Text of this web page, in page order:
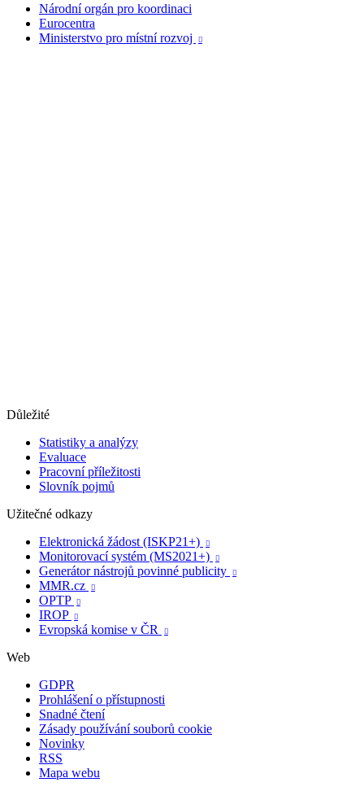
Národní orgán pro koordinaci
Eurocentra
Ministerstvo pro místní rozvoj

Důležité
Statistiky a analýzy
Evaluace
Pracovní příležitosti
Slovník pojmů
Užitečné odkazy
Elektronická žádost (ISKP21+)

Monitorovací systém (MS2021+) 
Generátor nástrojů povinné publicity 
MMR.cz 
OPTP 
IROP 
Evropská komise v ČR 
Web
GDPR
Prohlášení o přístupnosti
Snadné čtení
Zásady používání souborů cookie
Novinky
RSS
Mapa webu